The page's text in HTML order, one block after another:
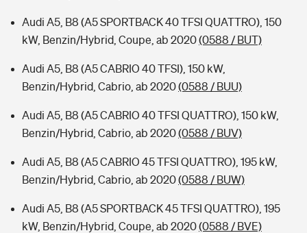
Audi A5, B8 (A5 SPORTBACK 40 TFSI QUATTRO), 150
kW, Benzin/Hybrid, Coupe, ab 2020(0588 / BUT)
Audi A5, B8 (A5 CABRIO 40 TFSI), 150 kW,
Benzin/Hybrid, Cabrio, ab 2020(0588 / BUU)
Audi A5, B8 (A5 CABRIO 40 TFSI QUATTRO), 150 kW,
Benzin/Hybrid, Cabrio, ab 2020(0588 / BUV)
Audi A5, B8 (A5 CABRIO 45 TFSI QUATTRO), 195 kW,
Benzin/Hybrid, Cabrio, ab 2020(0588 / BUW)
Audi A5, B8 (A5 SPORTBACK 45 TFSI QUATTRO), 195
kW, Benzin/Hybrid, Coupe, ab 2020(0588 / BVE)